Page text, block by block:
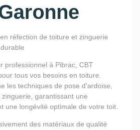
réfection de toiture et zinguerie
professionnel à Pibrac, CBT
tous vos besoins en toiture.
les techniques de pose d'ardoise,
garantissant une
une longévité optimale de votre toit.
des matériaux de qualité